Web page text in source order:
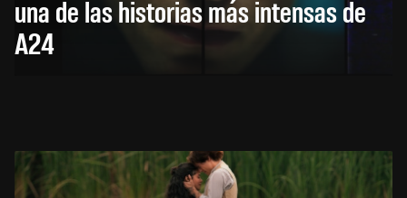
una de las historias más intensas de
A24